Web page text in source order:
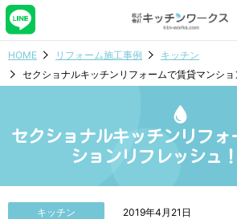
HOME リフォーム施工事例
キッチン
セクショナルキッチンリフォームで賃貸マンシ
セクショナルキッチンリフォ
ションリフレッシュ
キッチン 2019年4月21日